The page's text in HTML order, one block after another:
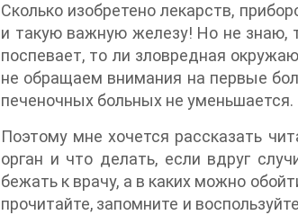
Сколько изобретено лекарств,
и такую важную железу! Но не знаю,
поспевает, то ли зловредная
не обращаем внимания на первые
печеночных больных не уменьшается.
Поэтому мне хочется рассказать
орган и что делать, если вдруг
бежать к врачу, а в каких можно
прочитайте, запомните и